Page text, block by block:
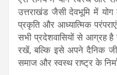
उत्तराखंड जैसी देवभूमि में योग
प्रकृति और आध्यात्मिक
सभी प्रदेशवासियों से आग्रह
रखें, बल्कि इसे अपने दैनिक
समाज और स्वस्थ राष्ट्र के